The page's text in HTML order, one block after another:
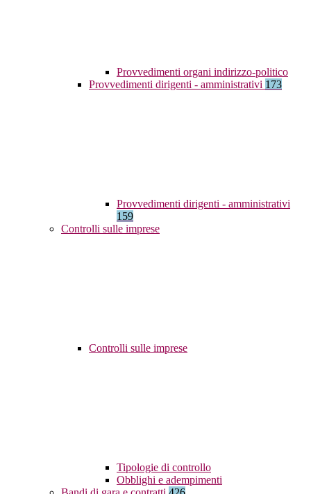
Provvedimenti organi indirizzo-politico
Provvedimenti dirigenti - amministrativi 173
Provvedimenti dirigenti - amministrativi
159
Controlli sulle imprese
Controlli sulle imprese
Tipologie di controllo
Obblighi e adempimenti